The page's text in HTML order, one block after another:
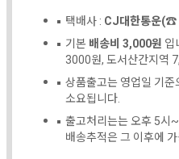
택배사 : CJ대한통운
기본 배송비 3,000원 입
3000원, 도서산간지역
상품출고는 영업일 기
소요됩니다.
출고처리는는 오후 5시
배송추적은 그 이후에